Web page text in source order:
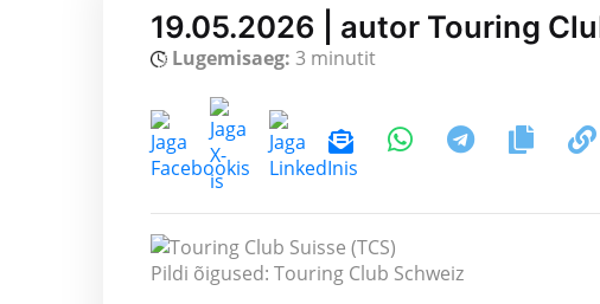
19.05.2026 | autor Touring
Lugemisaeg: 3 minutit
Pildi õigused: Touring Club Schweiz